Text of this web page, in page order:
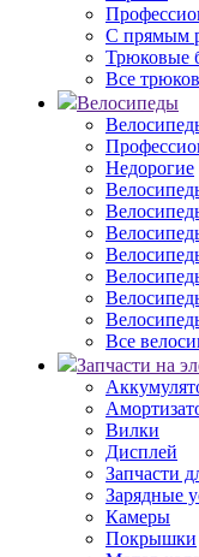
С прямым
Трюковые
Все
Велосипеды
Недорогие
Все
Запчасти на
Вилки
Дисплей
Запчасти
Зарядные
Камеры
Покрышки